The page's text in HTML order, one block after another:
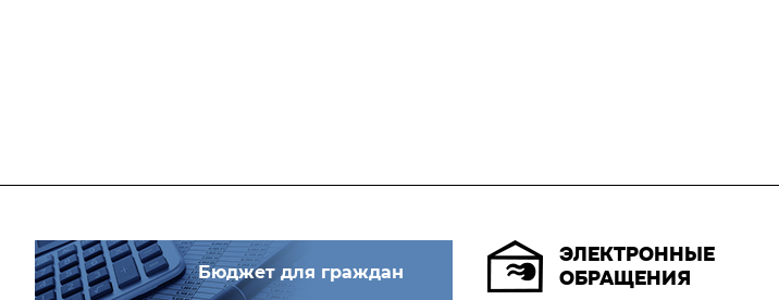
Бюджет для граждан
ЭЛЕКТРОННЫЕ
ОБРАЩЕНИЯ